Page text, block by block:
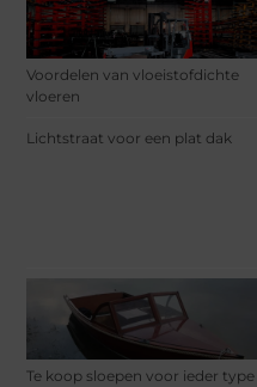
Voordelen van vloeistofdichte
vloeren
Lichtstraat voor een plat dak
Te koop sloepen voor ieder type